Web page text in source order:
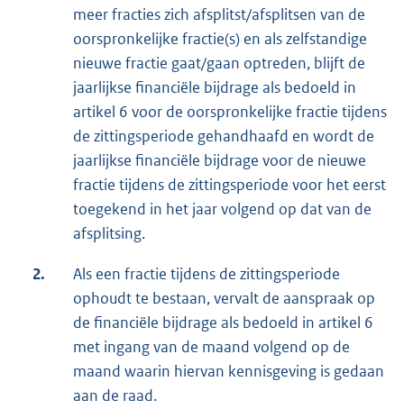
meer fracties zich afsplitst/afsplitsen van de
oorspronkelijke fractie(s) en als zelfstandige
nieuwe fractie gaat/gaan optreden, blijft de
jaarlijkse financiële bijdrage als bedoeld in
artikel 6 voor de oorspronkelijke fractie tijdens
de zittingsperiode gehandhaafd en wordt de
jaarlijkse financiële bijdrage voor de nieuwe
fractie tijdens de zittingsperiode voor het eerst
toegekend in het jaar volgend op dat van de
afsplitsing.
2.
Als een fractie tijdens de zittingsperiode
ophoudt te bestaan, vervalt de aanspraak op
de financiële bijdrage als bedoeld in artikel 6
met ingang van de maand volgend op de
maand waarin hiervan kennisgeving is gedaan
aan de raad.